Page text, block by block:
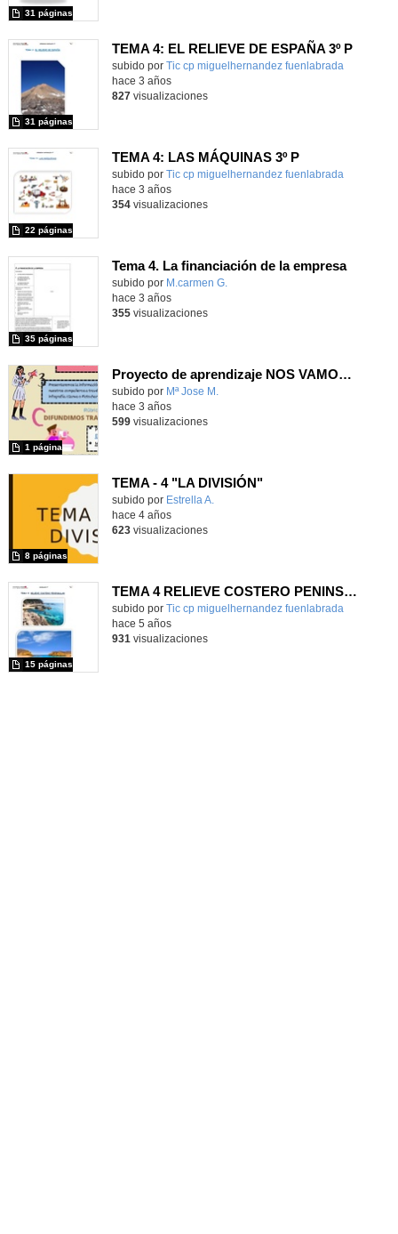
31 páginas
TEMA 4: EL RELIEVE DE ESPAÑA 3º P
Contenido educativo.
subido por Tic cp miguelhernandez fuenlabrada
31 páginas
hace 3 años
827visualizaciones
TEMA 4: LAS MÁQUINAS 3º P
Contenido educativo.
subido por Tic cp miguelhernandez fuenlabrada
22 páginas
hace 3 años
354visualizaciones
Tema 4. La financiación de la empresa
Contenido educativo.
subido por M.carmen G.
35 páginas
hace 3 años
355visualizaciones
Proyecto de aprendizaje NOS VAMOS DE VIAJE
Contenido educativo.
subido por Mª Jose M.
1 página
hace 3 años
599visualizaciones
TEMA - 4 "LA DIVISIÓN"
Contenido educativo.
subido por Estrella A.
8 páginas
hace 4 años
623visualizaciones
TEMA 4 RELIEVE COSTERO PENINSULAR 5º P
Contenido educativo.
subido por Tic cp miguelhernandez fuenlabrada
15 páginas
hace 5 años
931 visualizaciones